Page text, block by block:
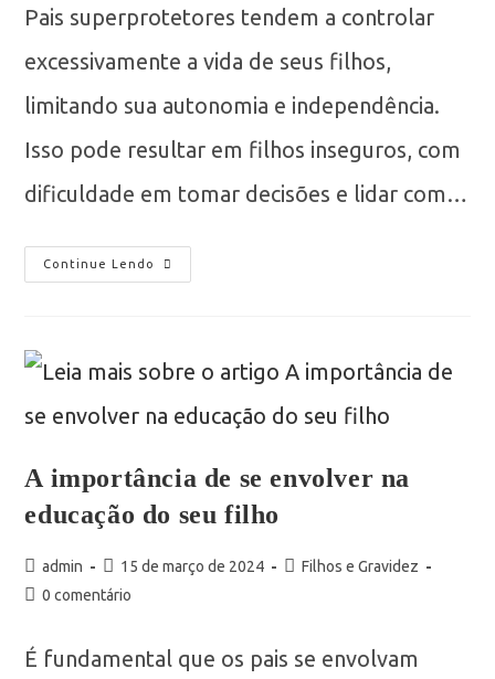
Pais superprotetores tendem a controlar
excessivamente a vida de seus filhos,
limitando sua autonomia e independência.
Isso pode resultar em filhos inseguros, com
dificuldade em tomar decisões e lidar com…
Continue Lendo
A importância de se envolver na
educação do seu filho
admin 15 de março de 2024
Filhos e Gravidez
0 comentário
É fundamental que os pais se envolvam